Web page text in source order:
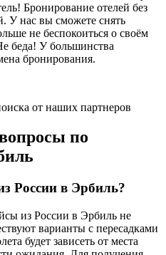
Бронирование отелей без
У нас вы сможете снять
не беспокоиться о своём
беда! У большинства
бронирования.
от наших партнеров
по
России в Эрбиль?
из России в Эрбиль не
варианты с пересадками
будет зависеть от места